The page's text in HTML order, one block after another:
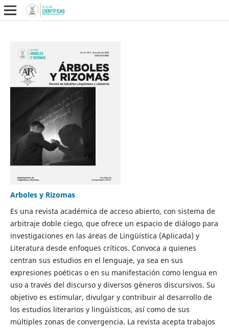
Arboles y Rizomas
Es una revista académica de acceso abierto, con sistema de
arbitraje doble ciego, que ofrece un espacio de diálogo para
investigaciones en las áreas de Lingüística (Aplicada) y
Literatura desde enfoques críticos. Convoca a quienes
centran sus estudios en el lenguaje, ya sea en sus
expresiones poéticas o en su manifestación como lengua en
uso a través del discurso y diversos géneros discursivos. Su
objetivo es estimular, divulgar y contribuir al desarrollo de
los estudios literarios y lingüísticos, así como de sus
múltiples zonas de convergencia. La revista acepta trabajos